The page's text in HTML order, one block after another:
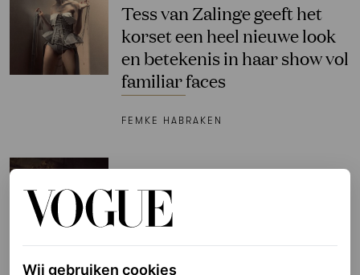
Tess van Zalinge geeft het
korset een heel nieuwe look
en betekenis in haar show vol
familiar faces
FEMKE HABRAKEN
Luipaardprint, bodycon en
leggings: een terugblik op
Imans full topmodel glam in
de 90’s
Wij gebruiken cookies